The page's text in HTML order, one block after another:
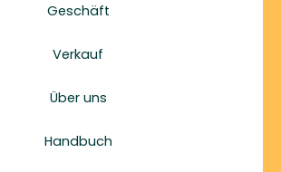
Geschäft
Verkauf
Über uns
Handbuch